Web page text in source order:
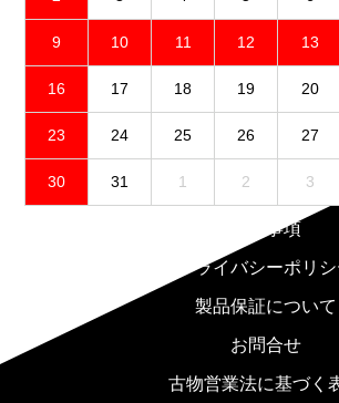
9 10 11 12 13
16 17 18 19 20
23 24 25 26 27
30 31 1 2 3
免責事項
プライバシーポリ
製品保証について
お問合せ
古物営業法に基づく